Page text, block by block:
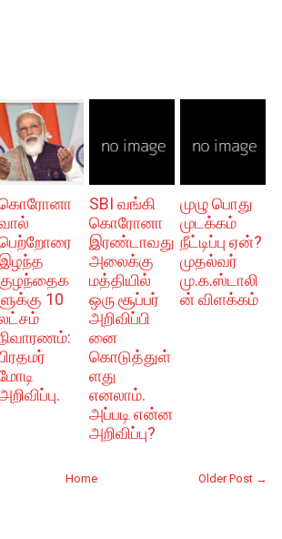
இழந்த
10
SBI வங்கி
கொரோனா
இரண்டாவது
அலைக்கு
மத்தியில்
ஒரு சூப்பர்
அறிவிப்பி
னை
கொடுத்துள்
ளது
எனலாம்.
அப்படி என்ன
அறிவிப்பு?
முழு பொது
முடக்கம்
நீட்டிப்பு ஏன்?
முதல்வர்
மு.க.ஸ்டாலி
ன் விளக்கம்
Older Post →
Home